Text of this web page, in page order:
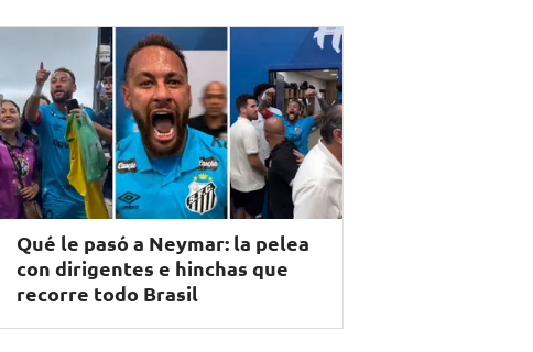
Qué le pasó a Neymar: la pelea
con dirigentes e hinchas que
recorre todo Brasil